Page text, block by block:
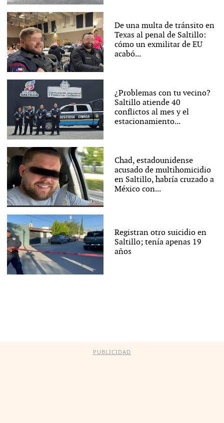
De una multa de tránsito en
Texas al penal de Saltillo:
cómo un exmilitar de EU
acabó...
¿Problemas con tu vecino?
Saltillo atiende 40
conflictos al mes y el
estacionamiento...
Chad, estadounidense
acusado de multihomicidio
en Saltillo, habría cruzado a
México con...
Registran otro suicidio en
Saltillo; tenía apenas 19
años
PUBLICIDAD